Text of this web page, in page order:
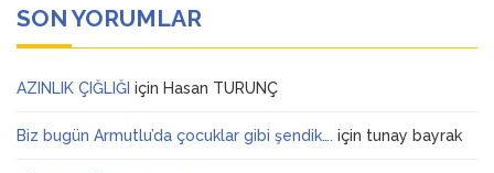
SON YORUMLAR
AZINLIK ÇIĞLIĞI için Hasan TURUNÇ
Biz bugün Armutlu’da çocuklar gibi şendik…. için tunay bayrak